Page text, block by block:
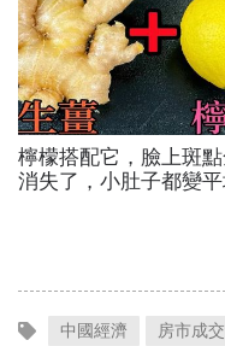
檸檬搭配它，臉上斑
消失了，小肚子都變
中國經濟 房市成